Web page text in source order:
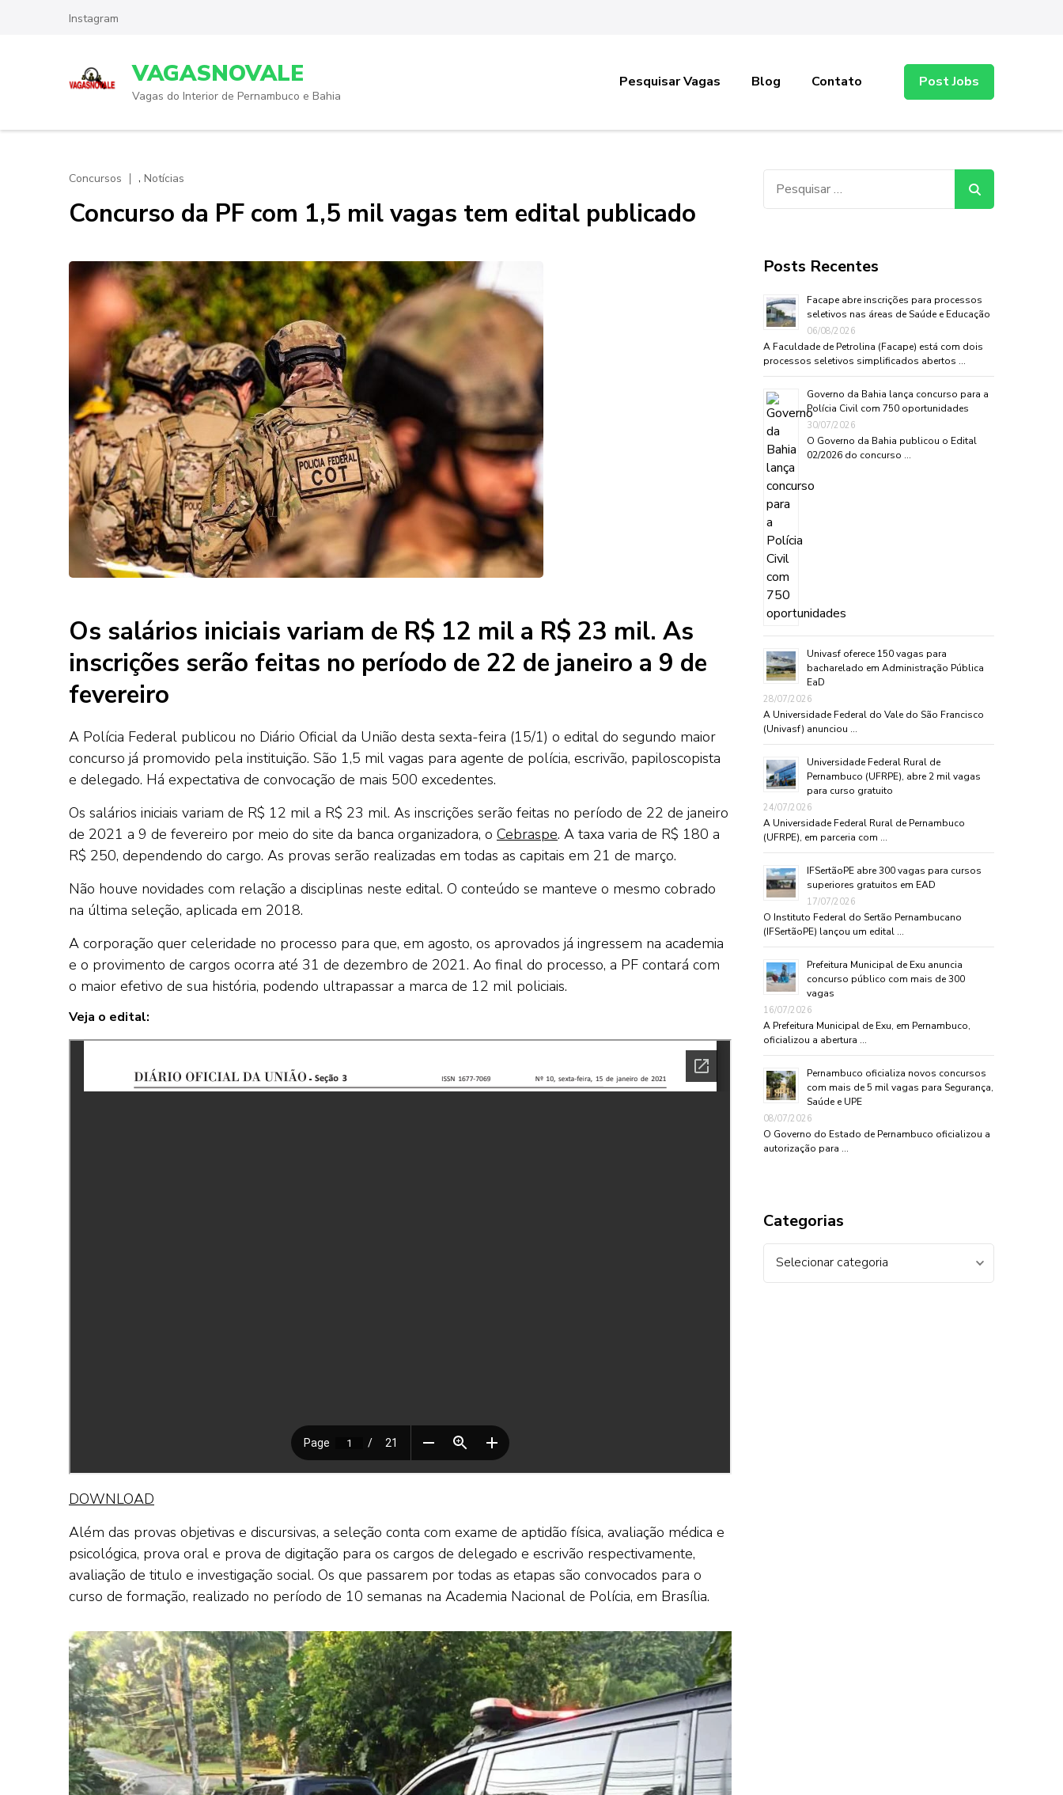
Instagram
VAGASNOVALE
Vagas do Interior de Pernambuco e Bahia
Pesquisar Vagas Blog Contato Post Jobs
Concursos , Notícias
Concurso da PF com 1,5 mil vagas tem edital publicado
Os salários iniciais variam de R$ 12 mil a R$ 23 mil. As
inscrições serão feitas no período de 22 de janeiro a 9 de
fevereiro
A Polícia Federal publicou no Diário Oficial da União desta sexta-feira (15/1) o edital do segundo maior
concurso já promovido pela instituição. São 1,5 mil vagas para agente de polícia, escrivão, papiloscopista
e delegado. Há expectativa de convocação de mais 500 excedentes.
Os salários iniciais variam de R$ 12 mil a R$ 23 mil. As inscrições serão feitas no período de 22 de janeiro
de 2021 a 9 de fevereiro por meio do site da banca organizadora, o Cebraspe. A taxa varia de R$ 180 a
R$ 250, dependendo do cargo. As provas serão realizadas em todas as capitais em 21 de março.
Não houve novidades com relação a disciplinas neste edital. O conteúdo se manteve o mesmo cobrado
na última seleção, aplicada em 2018.
A corporação quer celeridade no processo para que, em agosto, os aprovados já ingressem na academia
e o provimento de cargos ocorra até 31 de dezembro de 2021. Ao final do processo, a PF contará com
o maior efetivo de sua história, podendo ultrapassar a marca de 12 mil policiais.
Veja o edital:
DOWNLOAD
Além das provas objetivas e discursivas, a seleção conta com exame de aptidão física, avaliação médica e
psicológica, prova oral e prova de digitação para os cargos de delegado e escrivão respectivamente,
avaliação de titulo e investigação social. Os que passarem por todas as etapas são convocados para o
curso de formação, realizado no período de 10 semanas na Academia Nacional de Polícia, em Brasília.
Posts Recentes
Facape abre inscrições para processos
seletivos nas áreas de Saúde e Educação
06/08/2026
A Faculdade de Petrolina (Facape) está com dois
processos seletivos simplificados abertos …
Governo da Bahia lança concurso para a
Polícia Civil com 750 oportunidades
30/07/2026
O Governo da Bahia publicou o Edital
02/2026 do concurso …
Univasf oferece 150 vagas para
bacharelado em Administração Pública
EaD
28/07/2026
A Universidade Federal do Vale do São Francisco
(Univasf) anunciou …
Universidade Federal Rural de
Pernambuco (UFRPE), abre 2 mil vagas
para curso gratuito
24/07/2026
A Universidade Federal Rural de Pernambuco
(UFRPE), em parceria com …
IFSertãoPE abre 300 vagas para cursos
superiores gratuitos em EAD
17/07/2026
O Instituto Federal do Sertão Pernambucano
(IFSertãoPE) lançou um edital …
Prefeitura Municipal de Exu anuncia
concurso público com mais de 300
vagas
16/07/2026
A Prefeitura Municipal de Exu, em Pernambuco,
oficializou a abertura …
Pernambuco oficializa novos concursos
com mais de 5 mil vagas para Segurança,
Saúde e UPE
08/07/2026
O Governo do Estado de Pernambuco oficializou a
autorização para …
Categorias
Categorias